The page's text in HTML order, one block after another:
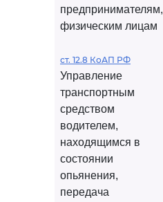
предпринимателям,
физическим лицам
ст. 12.8 КоАП РФ
Управление
транспортным
средством
водителем,
находящимся в
состоянии
опьянения,
передача